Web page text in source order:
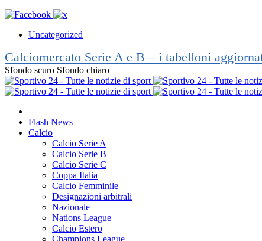
Uncategorized
Calciomercato Serie A e B – i tabelloni
Sfondo scuro Sfondo chiaro
Flash News
Calcio
Calcio Serie A
Calcio Serie B
Calcio Serie C
Coppa Italia
Calcio Femminile
Designazioni arbitrali
Nazionale
Nations League
Calcio Estero
Champions League